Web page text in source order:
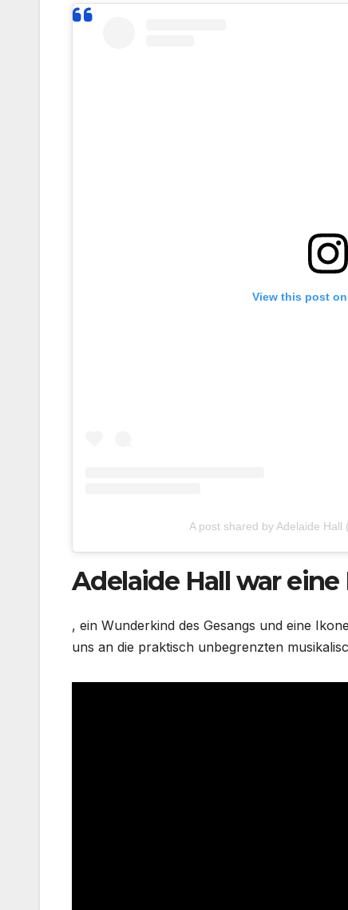
View this post
A post shared by Adelaide Hall
Adelaide Hall war
, ein Wunderkind des Gesangs und eine
uns an die praktisch unbegrenzten